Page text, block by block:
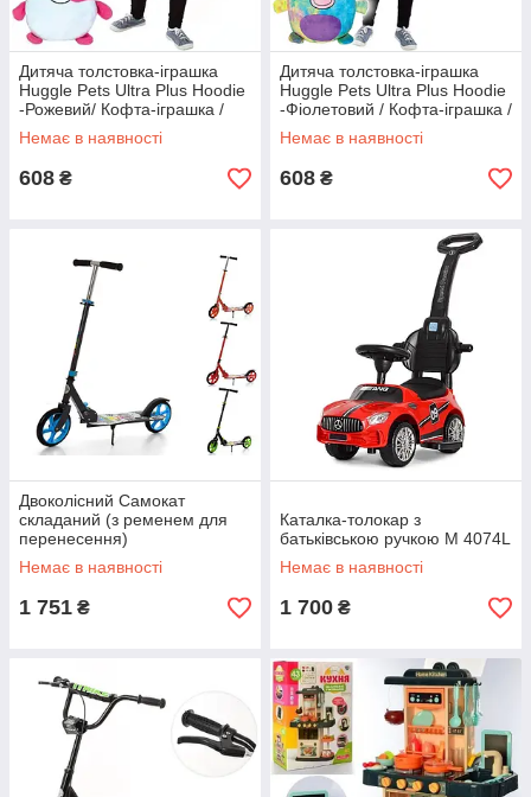
Дитяча толстовка-іграшка
Huggle Pets Ultra Plus Hoodie
-Рожевий/ Кофта-іграшка /
М'яка іграшка-подушка
Немає в наявності
608 ₴
Дитяча толстовка-іграшка
Huggle Pets Ultra Plus Hoodie
-Фіолетовий / Кофта-іграшка /
М'яка іграшка-подушка
Немає в наявності
608 ₴
Двоколісний Самокат
складаний (з ременем для
перенесення)
Немає в наявності
1 751 ₴
Каталка-толокар з
батьківською ручкою М 4074L
Немає в наявності
1 700 ₴